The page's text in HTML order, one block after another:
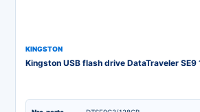
KINGSTON
Kingston USB flash drive DataTraveler SE9